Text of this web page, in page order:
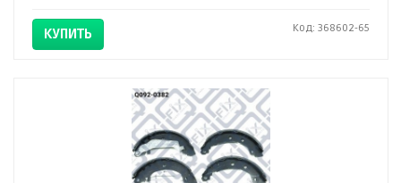
КУПИТЬ Код: 368602-65